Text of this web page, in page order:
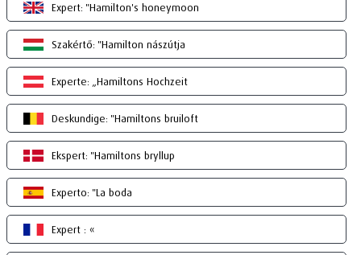
Expert: "Hamilton's honeymoon
Szakértő: "Hamilton nászútja
Experte: „Hamiltons Hochzeit
Deskundige: "Hamiltons bruiloft
Ekspert: "Hamiltons bryllup
Experto: "La boda
Expert : «